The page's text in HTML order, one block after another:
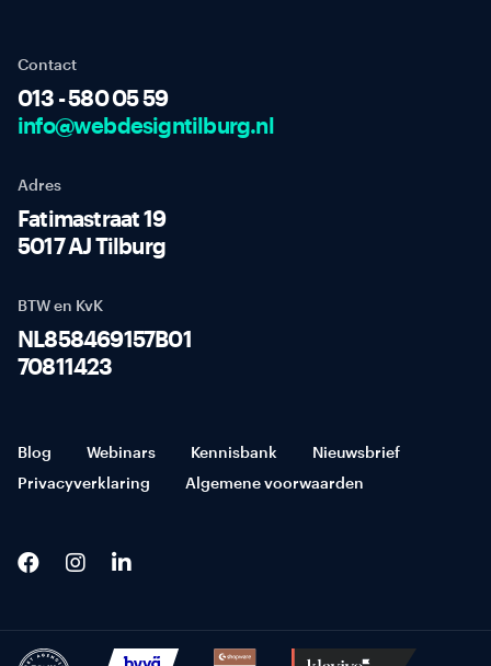
Contact
013 - 580 05 59
info@webdesigntilburg.nl
Adres
Fatimastraat 19
5017 AJ Tilburg
BTW en KvK
NL858469157B01
70811423
Blog Webinars Kennisbank
Nieuwsbrief
Privacyverklaring
Algemene voorwaarden